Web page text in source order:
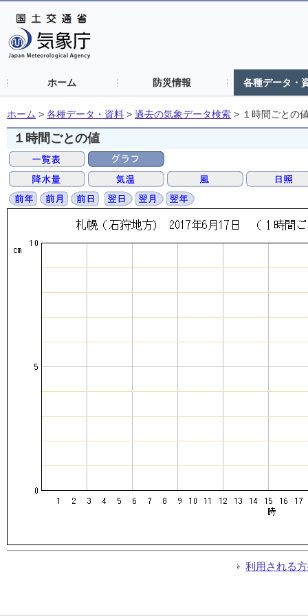
ホーム 防災情報 各種データ・
ホーム > 各種データ・資料 > 過去の気象データ検索 > １時間ごとの
１時間ごとの値
利用される